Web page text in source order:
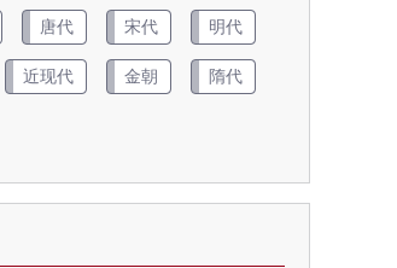
唐代 宋代 明代
近现代 金朝 隋代